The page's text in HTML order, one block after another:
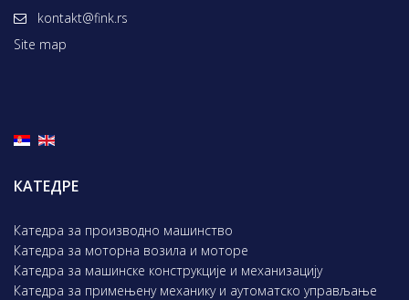
kontakt@fink.rs
Site map
КАТЕДРЕ
Катедра за производно машинство
Катедра за моторна возила и моторе
Катедра за машинске конструкције и механизацију
Катедра за примењену механику и аутоматско управљање